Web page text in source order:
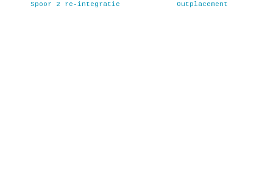
Spoor 2 re-integratie Outplacement